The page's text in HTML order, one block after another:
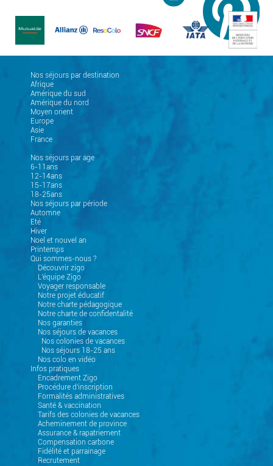
Nos séjours par destination
Afrique
Amérique du sud
Amérique du nord
Moyen orient
Europe
Asie
France
Nos séjours par age
6-11ans
12-14ans
15-17ans
18-25ans
Nos séjours par période
Automne
Eté
Hiver
Noel et nouvel an
Printemps
Qui sommes-nous ?
Découvrir zigo
L'équipe Zigo
Voyager responsable
Notre projet éducatif
Notre charte pédagogique
Notre charte de confidentalité
Nos garanties
Nos séjours de vacances
Nos colonies de vacances
Nos séjours 18-25 ans
Nos colo en vidéo
Infos pratiques
Encadrement Zigo
Procédure d'inscription
Formalités administratives
Santé & vaccination
Tarifs des colonies de vacances
Acheminement de province
Assurance & rapatriement
Compensation carbone
Fidélité et parrainage
Recrutement